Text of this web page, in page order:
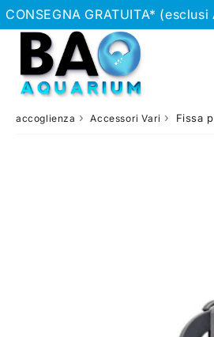
CONSEGNA GRATUITA*
accoglienza › Accessori Vari › Fissa